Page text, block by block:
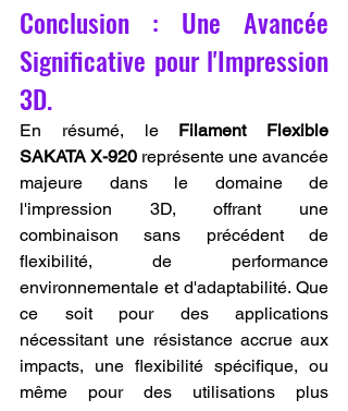
Conclusion : Une Avancée
Significative pour l'Impression
3D.
En résumé, le Filament Flexible
SAKATA X-920 représente une avancée
majeure dans le domaine de
l'impression 3D, offrant une
combinaison sans précédent de
flexibilité, de performance
environnementale et d'adaptabilité. Que
ce soit pour des applications
nécessitant une résistance accrue aux
impacts, une flexibilité spécifique, ou
même pour des utilisations plus